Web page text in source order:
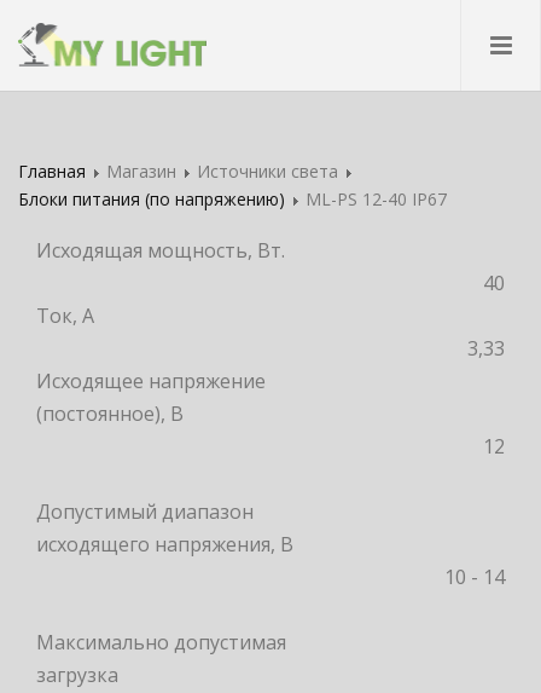
Главная Магазин
Источники света
Блоки питания (по напряжению)
ML-PS 12-40 IP67
Исходящая мощность, Вт.
40
Ток, А
3,33
Исходящее напряжение
(постоянное), В
12
Допустимый диапазон
исходящего напряжения, В
10 - 14
Максимально допустимая
загрузка